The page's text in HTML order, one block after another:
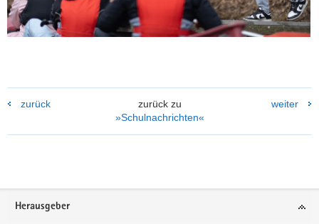
zurück
zurück zu
»Schulnachrichten«
weiter
Footer-
Herausgeber